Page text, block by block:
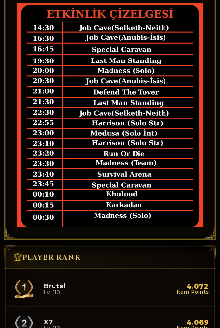
🏆PLAYER RANK
Brutal
Lv. 110
4.072
Item Points
X7 4.069